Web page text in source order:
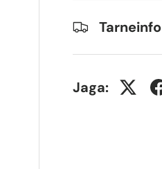
Tarneinfo
Jaga: